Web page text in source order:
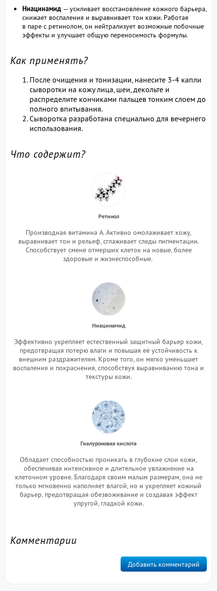
Ниацинамид — усиливает восстановление кожного барьера,
снижает воспаления и выравнивает тон кожи. Работая
в паре с ретинолом, он нейтрализует возможные побочные
эффекты и улучшает общую переносимость формулы.
Как применять?
После очищения и тонизации, нанесите 3-4 капли
сыворотки на кожу лица, шеи, декольте и
распределите кончиками пальцев тонким слоем до
полного впитывания.
Сыворотка разработана специально для вечернего
использования.
Что содержит?
Ретинол
Производная витамина А. Активно омолаживает кожу,
выравнивает тон и рельеф, сглаживает следы пигментации.
Способствует смене отмерших клеток на новые, более
здоровые и жизнеспособные.
Ниацинамид
Эффективно укрепляет естественный защитный барьер кожи,
предотвращая потерю влаги и повышая её устойчивость к
внешним раздражителям. Кроме того, он мягко уменьшает
воспаления и покраснения, способствуя выравниванию тона и
текстуры кожи.
Гиалуроновая кислота
Обладает способностью проникать в глубокие слои кожи,
обеспечивая интенсивное и длительное увлажнение на
клеточном уровне. Благодаря своим малым размерам, она не
только мгновенно наполняет влагой, но и укрепляет кожный
барьер, предотвращая обезвоживание и создавая эффект
упругой, гладкой кожи.
Комментарии
Добавить комментарий